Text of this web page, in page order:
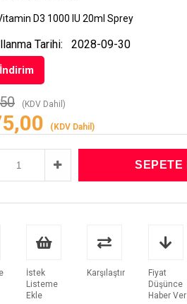
D3 1000 IU 20ml Sprey
İndirim
(KDV Dahil)
(KDV Dahil)
Tarihi: 2028-09-30
İstek
Listeme
Ekle
Karşılaştır
Fiyat
Düşünce
Haber Ver